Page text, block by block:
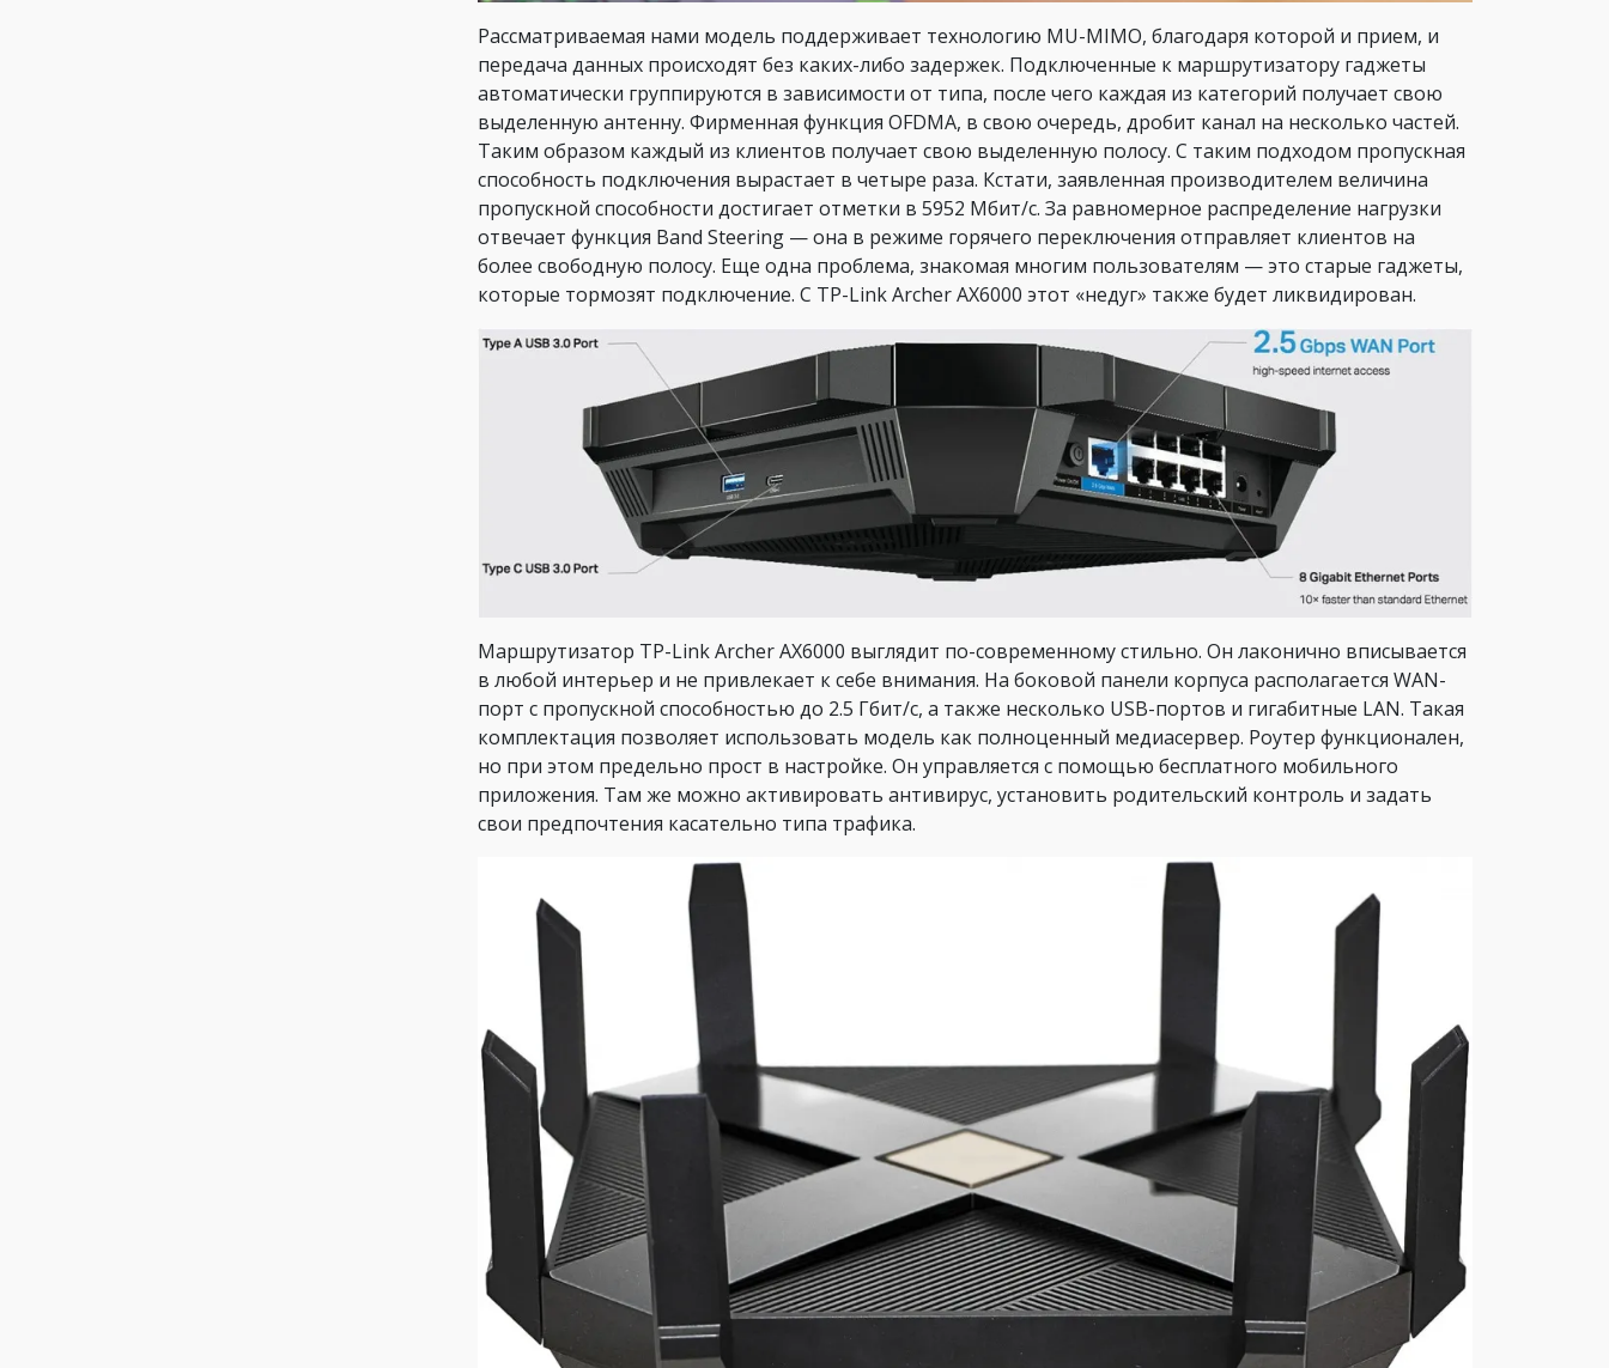
Рассматриваемая нами модель поддерживает технологию MU-MIMO, благодаря которой и прием, и
передача данных происходят без каких-либо задержек. Подключенные к маршрутизатору гаджеты
автоматически группируются в зависимости от типа, после чего каждая из категорий получает свою
выделенную антенну. Фирменная функция OFDMA, в свою очередь, дробит канал на несколько частей.
Таким образом каждый из клиентов получает свою выделенную полосу. С таким подходом пропускная
способность подключения вырастает в четыре раза. Кстати, заявленная производителем величина
пропускной способности достигает отметки в 5952 Мбит/с. За равномерное распределение нагрузки
отвечает функция Band Steering — она в режиме горячего переключения отправляет клиентов на
более свободную полосу. Еще одна проблема, знакомая многим пользователям — это старые гаджеты,
которые тормозят подключение. С TP-Link Archer AX6000 этот «недуг» также будет ликвидирован.
Маршрутизатор TP-Link Archer AX6000 выглядит по-современному стильно. Он лаконично вписывается
в любой интерьер и не привлекает к себе внимания. На боковой панели корпуса располагается WAN-
порт с пропускной способностью до 2.5 Гбит/с, а также несколько USB-портов и гигабитные LAN. Такая
комплектация позволяет использовать модель как полноценный медиасервер. Роутер функционален,
но при этом предельно прост в настройке. Он управляется с помощью бесплатного мобильного
приложения. Там же можно активировать антивирус, установить родительский контроль и задать
свои предпочтения касательно типа трафика.